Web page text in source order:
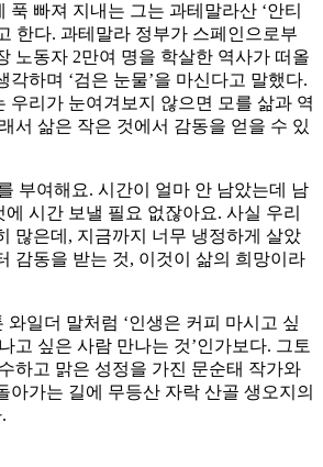
푹 빠져 지내는 그는 과테말라산 ‘안티
한다. 과테말라 정부가 스페인으로부
노동자 2만여 명을 학살한 역사가 떠올
각하며 ‘검은 눈물’을 마신다고 말했다.
우리가 눈여겨보지 않으면 모를 삶과 역
서 삶은 작은 것에서 감동을 얻을 수 있
부여해요. 시간이 얼마 안 남았는데 남
시간 보낼 필요 없잖아요. 사실 우리
많은데, 지금까지 너무 냉정하게 살았
감동을 받는 것, 이것이 삶의 희망이라
와일더 말처럼 ‘인생은 커피 마시고 싶
고 싶은 사람 만나는 것’인가보다. 그토
하고 맑은 성정을 가진 문순태 작가와
아가는 길에 무등산 자락 산골 생오지의